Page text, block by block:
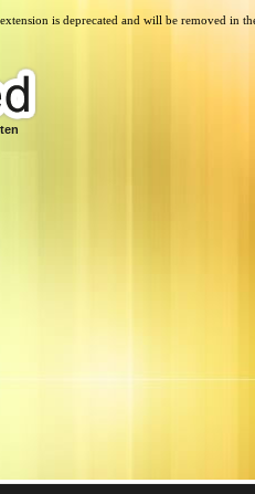
is deprecated and will be removed in